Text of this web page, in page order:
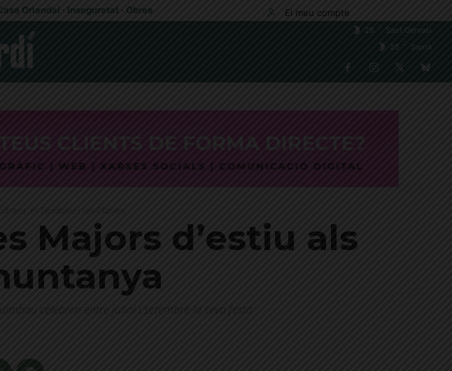
Orlandai · Inseguretat · Obres El meu compte
25
Sant Gervasi
25
Sarrià
Majors d’estiu als
celebren entre juliol i setembre la seva festa